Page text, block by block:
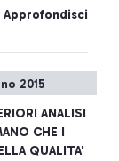
commentare le
Approfondisci
2015
ANALISI
CHE I
QUALITA'